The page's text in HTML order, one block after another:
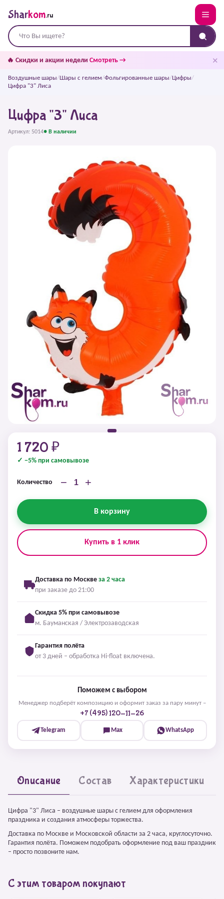
Sharkom.ru
🔥 Скидки и акции недели Смотреть → ✕
Воздушные шары/Шары с гелием/Фольгированные шары/Цифры/
Цифра "3" Лиса
Цифра "3" Лиса
Артикул: 5014● В наличии
1 720 ₽
✓ −5% при самовывозе
Количество − +
В корзину
Купить в 1 клик
Доставка по Москве за 2 часа
при заказе до 21:00
Скидка 5% при самовывозе
м. Бауманская / Электрозаводская
Гарантия полёта
от 3 дней – обработка Hi-float включена.
Поможем с выбором
Менеджер подберёт композицию и оформит заказ за пару минут –
+7 (495) 120-11-26
Telegram Max WhatsApp
Описание Состав Характеристики
Цифра "3" Лиса – воздушные шары с гелием для оформления
праздника и создания атмосферы торжества.
Доставка по Москве и Московской области за 2 часа, круглосуточно.
Гарантия полёта. Поможем подобрать оформление под ваш праздник
– просто позвоните нам.
С этим товаром покупают